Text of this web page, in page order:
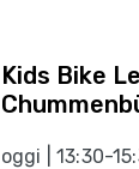
Kids Bike
oggi | 13:30-